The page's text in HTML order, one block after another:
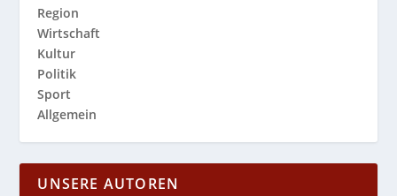
Region
Wirtschaft
Kultur
Politik
Sport
Allgemein
UNSERE AUTOREN